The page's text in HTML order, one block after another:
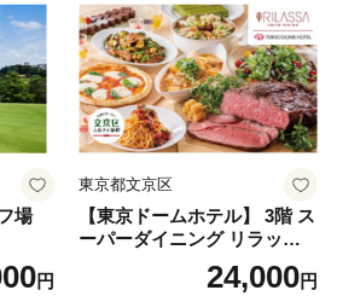
場
円
東京都文京区
【東京ドームホテル】 3階 ス
ーパーダイニング リラッサ
ランチブッフェ お食事券 大
人1名様分 関東 東京 ご利用
24,000円